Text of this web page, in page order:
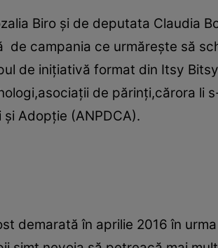
Biro şi de deputata Claudia
campania ce urmăreşte să
de iniţiativă format din Itsy
de părinţi,cărora li
Adopţie (ANPDCA).
demarată în aprilie 2016 în